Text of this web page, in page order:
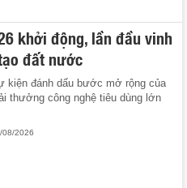
khởi động, lần đầu vinh
đất nước
kiện đánh dấu bước mở rộng của
thưởng công nghệ tiêu dùng lớn
08/2026